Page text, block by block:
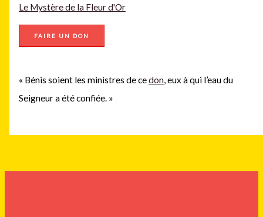
Le Mystère de la Fleur d'Or
FAIRE UN DON
« Bénis soient les ministres de cedon, eux à qui l’eau du
Seigneur a été confiée. »